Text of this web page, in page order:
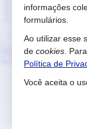
#1.370
informações
formulários.
Ao utilizar esse
de cookies .
Política de
Você aceita o